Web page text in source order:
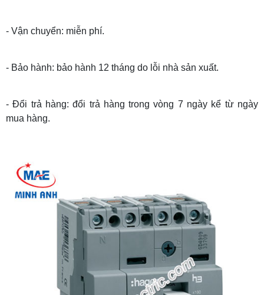
- Vận chuyển: miễn phí.
- Bảo hành: bảo hành 12 tháng do lỗi nhà sản xuất.
- Đổi trả hàng: đổi trả hàng trong vòng 7 ngày kể từ ngày
mua hàng.